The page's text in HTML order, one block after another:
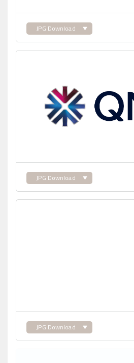
JPG Download
JPG Download
JPG Download